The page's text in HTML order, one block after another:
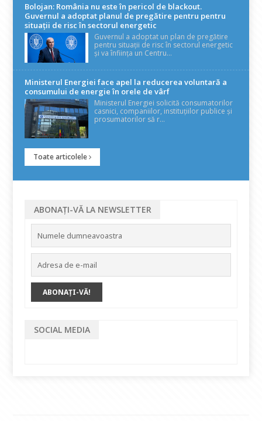
Bolojan: România nu este în pericol de blackout.
Guvernul a adoptat planul de pregătire pentru pentru
situații de risc în sectorul energetic
Guvernul a adoptat un plan de pregătire
pentru situații de risc în sectorul energetic
și va înființa un Centru...
Ministerul Energiei face apel la reducerea voluntară a
consumului de energie în orele de vârf
Ministerul Energiei solicită consumatorilor
casnici, companiilor, instituțiilor publice și
prosumatorilor să r...
Toate articolele
ABONAȚI-VĂ LA NEWSLETTER
SOCIAL MEDIA